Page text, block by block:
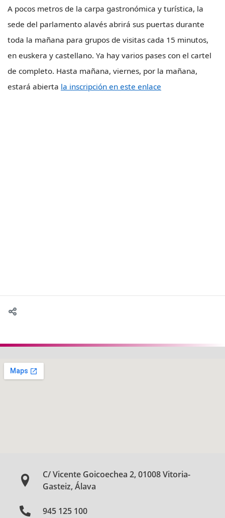
A pocos metros de la carpa gastronómica y turística, la
sede del parlamento alavés abrirá sus puertas durante
toda la mañana para grupos de visitas cada 15 minutos,
en euskera y castellano. Ya hay varios pases con el cartel
de completo. Hasta mañana, viernes, por la mañana,
estará abierta la inscripción en este enlace
C/ Vicente Goicoechea 2, 01008 Vitoria-
Gasteiz, Álava
945 125 100